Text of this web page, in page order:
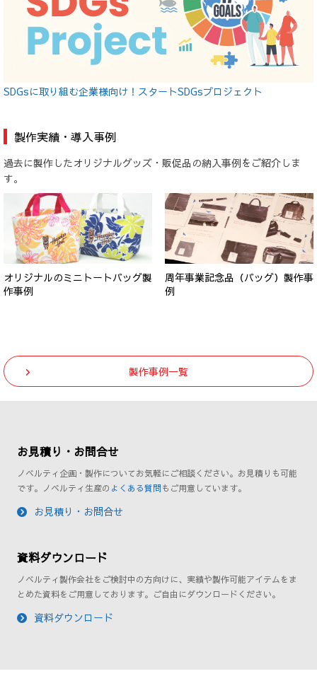
SDGsに取り組む企業様向け！スタートSDGsプロジェクト
製作実績・導入事例
過去に製作したオリジナルグッズ・販促品の納入事例をご紹介しま
す。
オリジナルのミニトートバッグ製
作事例
周年事業記念品（バッグ）製作事
例
製作事例一覧
お見積り・お問合せ
ノベルティ企画・製作についてお気軽にご相談ください。お見積りも可能
です。ノベルティ生産の よくある質問もご用意しています。
お見積り・お問合せ
資料ダウンロード
ノベルティ製作会社をご検討中の方向けに、実績や製作可能アイテムをま
とめた資料をご用意しております。ご自由にダウンロードください。
資料ダウンロード